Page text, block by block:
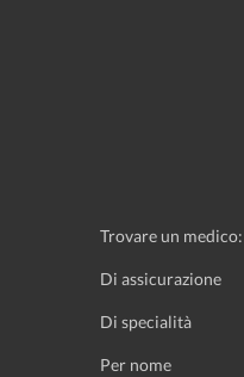
Trovare un medico:
Di assicurazione
Di specialità
Per nome